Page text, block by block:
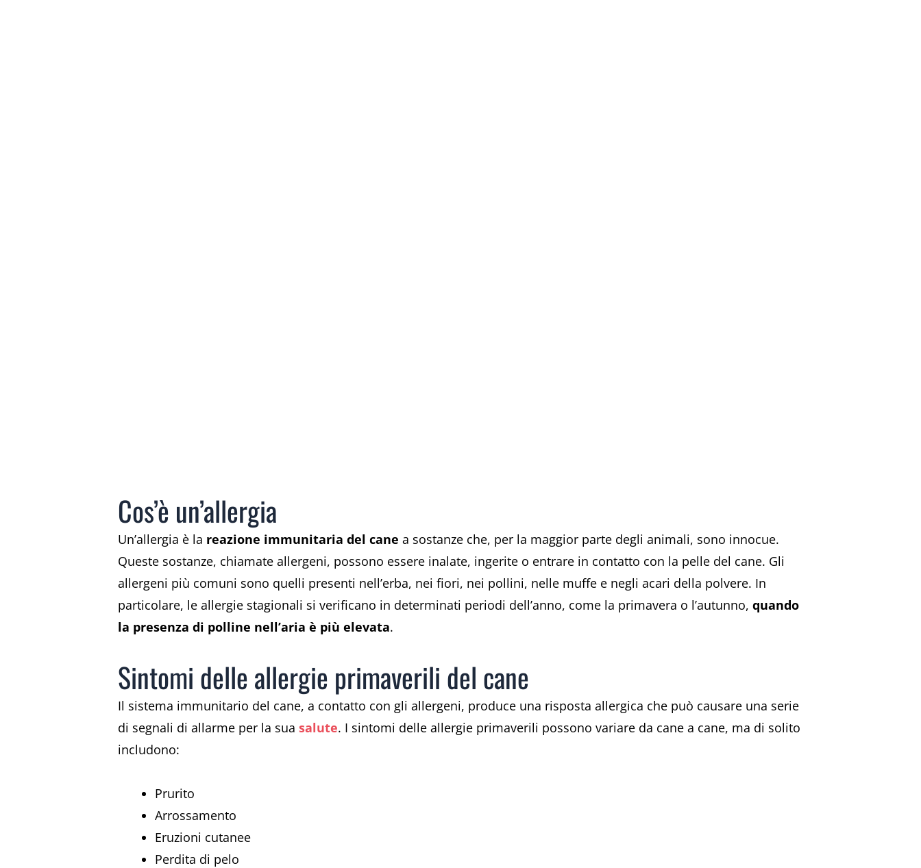
Cos’è un’allergia
Un’allergia è la reazione immunitaria del cane a sostanze che, per la maggior parte degli animali, sono innocue.
Queste sostanze, chiamate allergeni, possono essere inalate, ingerite o entrare in contatto con la pelle del cane. Gli
allergeni più comuni sono quelli presenti nell’erba, nei fiori, nei pollini, nelle muffe e negli acari della polvere. In
particolare, le allergie stagionali si verificano in determinati periodi dell’anno, come la primavera o l’autunno, quando
la presenza di polline nell’aria è più elevata.
Sintomi delle allergie primaverili del cane
Il sistema immunitario del cane, a contatto con gli allergeni, produce una risposta allergica che può causare una serie
di segnali di allarme per la sua salute. I sintomi delle allergie primaverili possono variare da cane a cane, ma di solito
includono:
Prurito
Arrossamento
Eruzioni cutanee
Perdita di pelo